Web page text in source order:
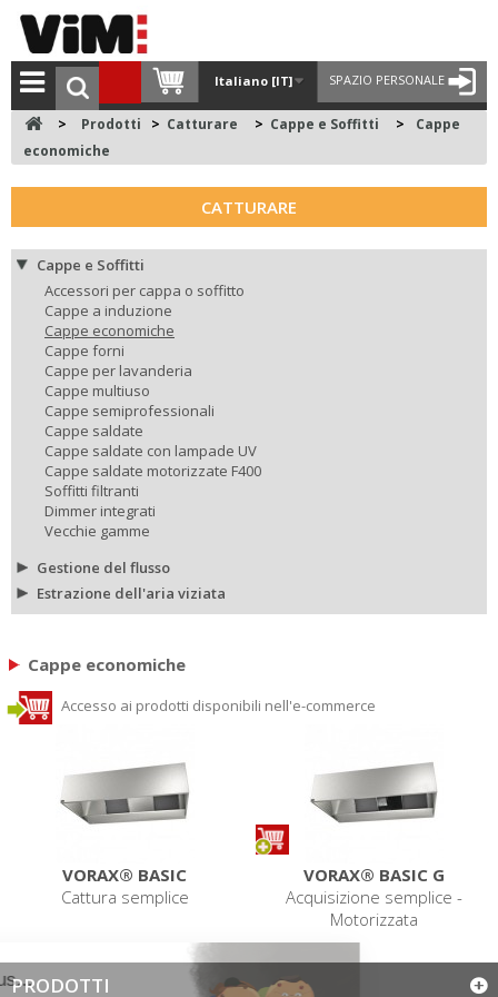
SPAZIO PERSONALE
Italiano [IT]
> Prodotti > Catturare > Cappe e Soffitti >
Cappe
economiche
CATTURARE
Cappe e Soffitti
Accessori per cappa o soffitto
Cappe a induzione
Cappe economiche
Cappe forni
Cappe per lavanderia
Cappe multiuso
Cappe semiprofessionali
Cappe saldate
Cappe saldate con lampade UV
Cappe saldate motorizzate F400
Soffitti filtranti
Dimmer integrati
Vecchie gamme
Gestione del flusso
Estrazione dell'aria viziata
Cappe economiche
Accesso ai prodotti disponibili nell'e-commerce
VORAX® BASIC
Cattura semplice
VORAX® BASIC G
Acquisizione semplice -
Motorizzata
PRODOTTI